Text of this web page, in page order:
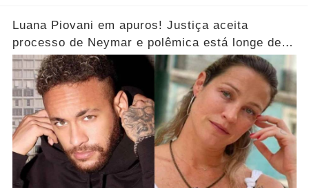
Luana Piovani em apuros! Justiça aceita
processo de Neymar e polêmica está longe de
acabar!"...Ver mais